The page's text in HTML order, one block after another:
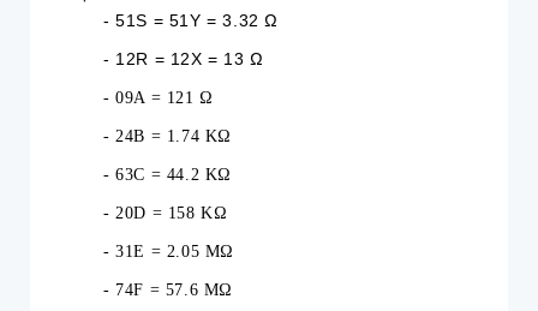
- 51S = 51Y = 3.32 Ω
- 12R = 12X = 13 Ω
- 09A = 121 Ω
- 24B = 1.74 KΩ
- 63C = 44.2 KΩ
- 20D = 158 KΩ
- 31E = 2.05 MΩ
- 74F = 57.6 MΩ